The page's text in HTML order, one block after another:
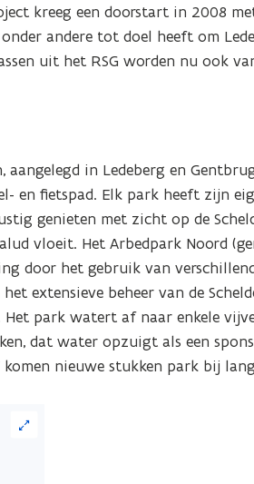
kreeg een doorstart in 2008
andere tot doel heeft om
uit het RSG worden nu ook
in Ledeberg en
en fietspad. Elk park heeft zijn
genieten met zicht op de
vloeit. Het Arbedpark Noord
door het gebruik van
extensieve beheer van de
park watert af naar enkele
dat water opzuigt als een
nieuwe stukken park bij